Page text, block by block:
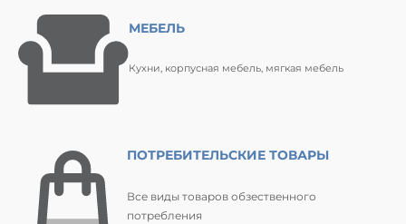
МЕБЕЛЬ
Кухни, корпусная мебель, мягкая мебель
ПОТРЕБИТЕЛЬСКИЕ ТОВАРЫ
Все виды товаров обзественного
потребления